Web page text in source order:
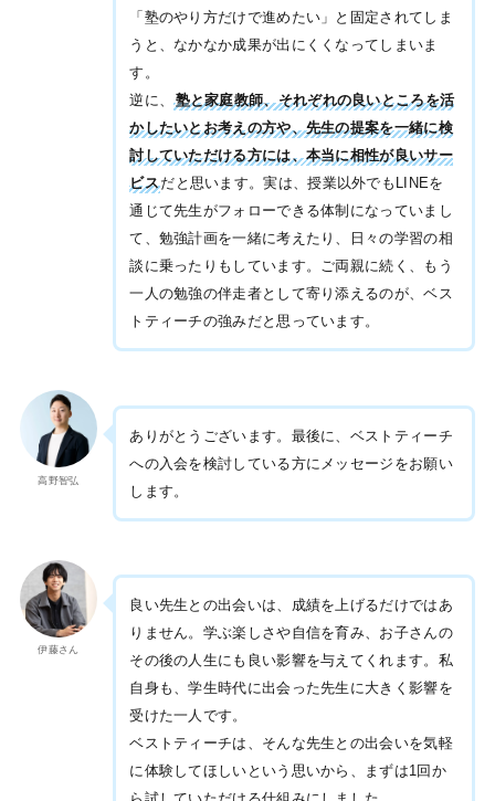
「塾のやり方だけで進めたい」と固定されてしま
うと、なかなか成果が出にくくなってしまいま
す。
逆に、塾と家庭教師、それぞれの良いところを活
かしたいとお考えの方や、先生の提案を一緒に検
討していただける方には、本当に相性が良いサー
ビスだと思います。実は、授業以外でもLINEを
通じて先生がフォローできる体制になっていまし
て、勉強計画を一緒に考えたり、日々の学習の相
談に乗ったりもしています。ご両親に続く、もう
一人の勉強の伴走者として寄り添えるのが、ベス
トティーチの強みだと思っています。
高野智弘
ありがとうございます。最後に、ベストティーチ
への入会を検討している方にメッセージをお願い
します。
伊藤さん
良い先生との出会いは、成績を上げるだけではあ
りません。学ぶ楽しさや自信を育み、お子さんの
その後の人生にも良い影響を与えてくれます。私
自身も、学生時代に出会った先生に大きく影響を
受けた一人です。
ベストティーチは、そんな先生との出会いを気軽
に体験してほしいという思いから、まずは1回か